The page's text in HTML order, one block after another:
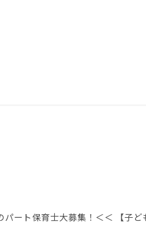
ート保育士大募集！＜＜ 【子ど